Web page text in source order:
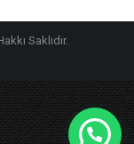
Saklıdır.